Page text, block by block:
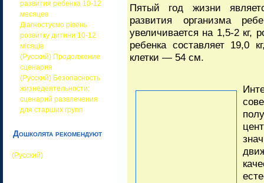
развития ребенка 10-12
месяцев
Діагностуємо рівень
розвитку дитини 10-12
місяців
(Русский) Продолжение
сценария
(Русский) Безопасность
жизнедеятельности:
сценарий развлечения
для старших групп
Дошколята рекомендуют
(Русский)
Пятый год жизни
развития организма
увеличивается на 1,5-2
ребенка составляет 19,0
клетки — 54 см.